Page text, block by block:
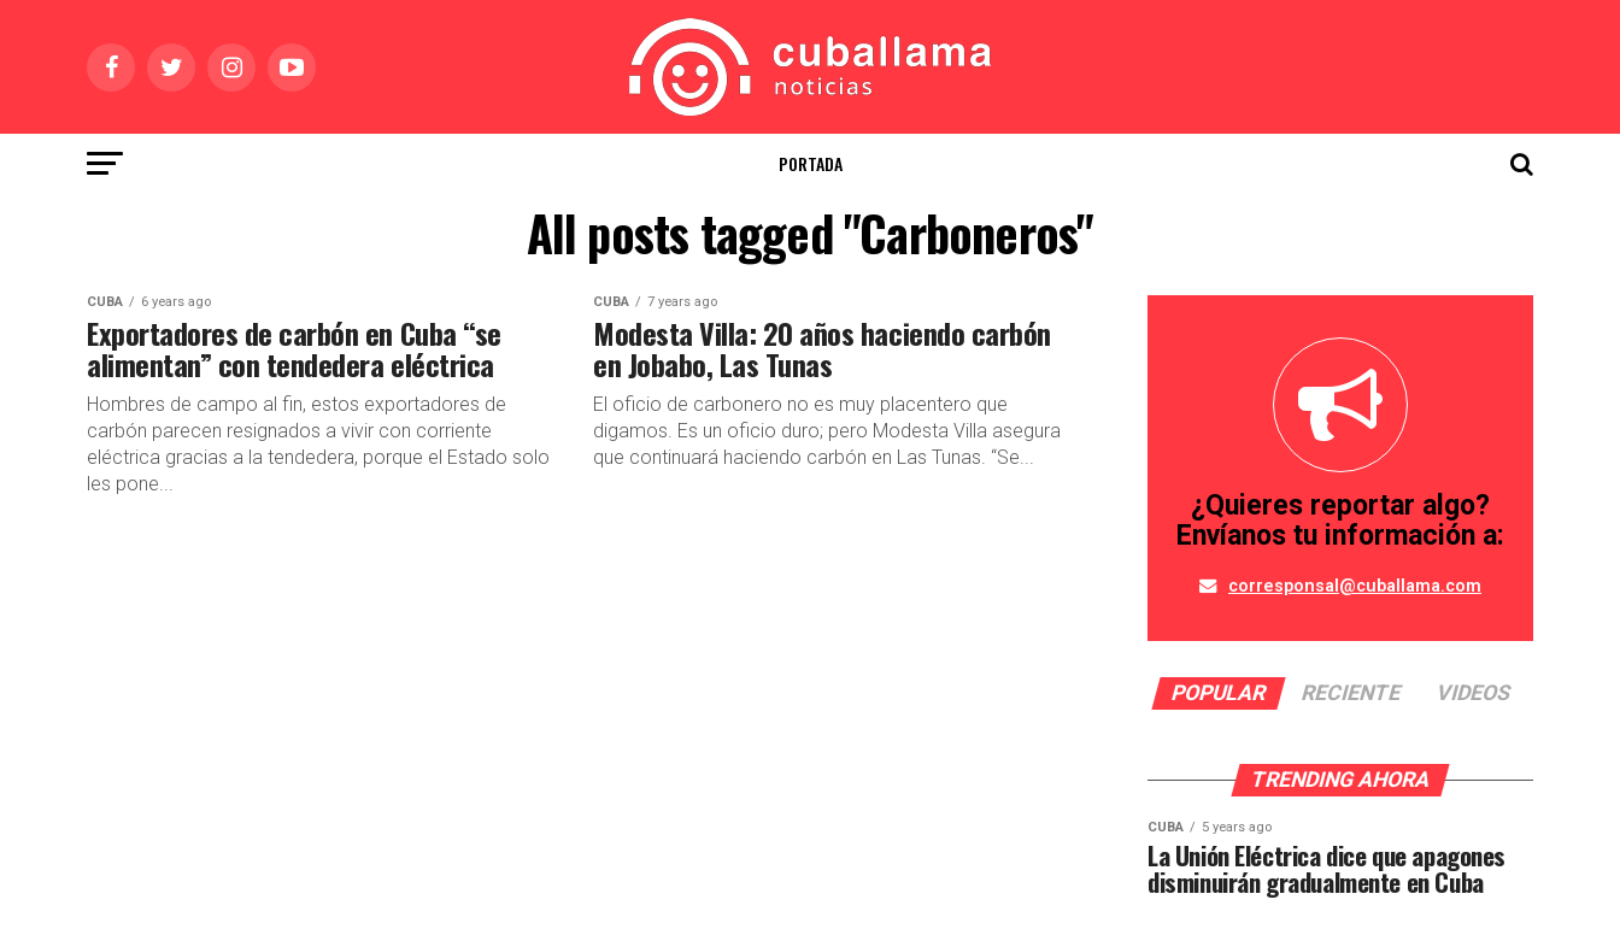
PORTADA
All posts tagged "Carboneros"
CUBA 6 years ago
Exportadores de carbón en Cuba “se
alimentan” con tendedera eléctrica
Hombres de campo al fin, estos exportadores de
carbón parecen resignados a vivir con corriente
eléctrica gracias a la tendedera, porque el Estado solo
les pone...
CUBA 7 years ago
Modesta Villa: 20 años haciendo carbón
en Jobabo, Las Tunas
El oficio de carbonero no es muy placentero que
digamos. Es un oficio duro; pero Modesta Villa asegura
que continuará haciendo carbón en Las Tunas. “Se...
¿Quieres reportar algo?
Envíanos tu información a:
corresponsal@cuballama.com
POPULAR RECIENTE VIDEOS
TRENDING AHORA
CUBA 5 years ago
La Unión Eléctrica dice que apagones
disminuirán gradualmente en Cuba